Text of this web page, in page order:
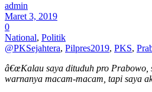
admin
Maret 3, 2019
0
National, Politik
@PKSejahtera, Pilpres2019, PKS,
â€œKalau saya dituduh pro Prabowo,
warnanya macam-macam, tapi saya